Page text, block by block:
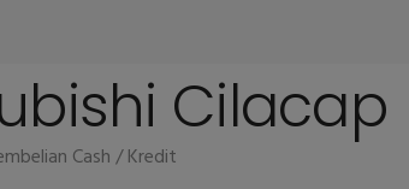
Cilacap
Cash / Kredit